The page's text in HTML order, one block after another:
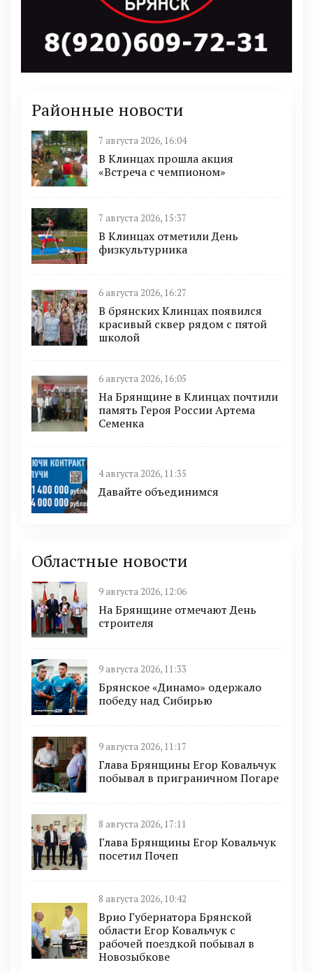
Районные новости
7 августа 2026, 16:04
В Клинцах прошла акция
«Встреча с чемпионом»
7 августа 2026, 15:37
В Клинцах отметили День
физкультурника
6 августа 2026, 16:27
В брянских Клинцах появился
красивый сквер рядом с пятой
школой
6 августа 2026, 16:05
На Брянщине в Клинцах почтили
память Героя России Артема
Семенка
4 августа 2026, 11:35
Давайте объединимся
Областные новости
9 августа 2026, 12:06
На Брянщине отмечают День
строителя
9 августа 2026, 11:33
Брянское «Динамо» одержало
победу над Сибирью
9 августа 2026, 11:17
Глава Брянщины Егор Ковальчук
побывал в приграничном Погаре
8 августа 2026, 17:11
Глава Брянщины Егор Ковальчук
посетил Почеп
8 августа 2026, 10:42
Врио Губернатора Брянской
области Егор Ковальчук с
рабочей поездкой побывал в
Новозыбкове